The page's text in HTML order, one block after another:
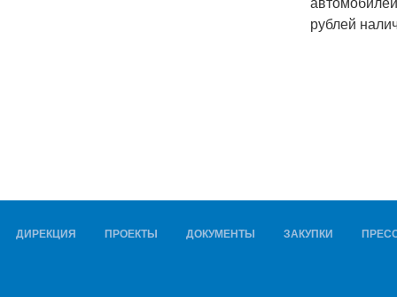
рублей
ДИРЕКЦИЯ ПРОЕКТЫ ДОКУМЕНТЫ ЗАКУПКИ